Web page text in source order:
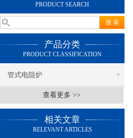
PRODUCT SEARCH
产品分类
PRODUCT CLASSIFICATION
管式电阻炉
查看更多 >>
相关文章
RELEVANT ARTICLES